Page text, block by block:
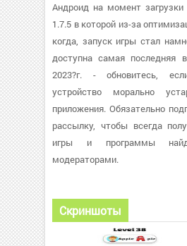
Андроид на момент
1.7.5 в которой из-за
когда, запуск игры стал
доступна самая последняя
2023?г. - обновитесь,
устройство морально
приложения. Обязательно
рассылку, чтобы всегда
игры и программы
модераторами.
Скриншоты